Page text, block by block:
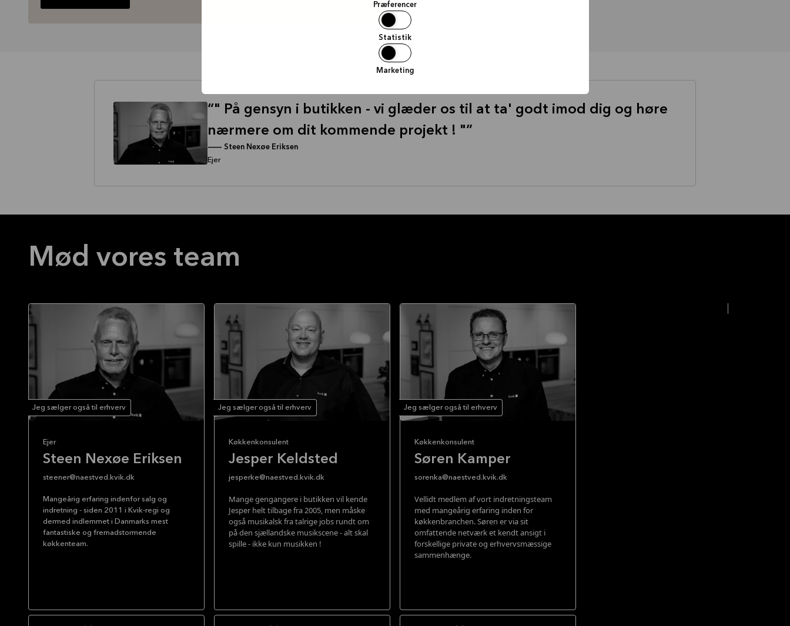
Præferencer
Statistik
Marketing
" På gensyn i butikken - vi glæder os til at ta' godt imod dig og høre
nærmere om dit kommende projekt ! "
-- Steen Nexøe Eriksen
Ejer
Mød vores team
Jeg sælger også til erhverv
Ejer
Steen Nexøe Eriksen
steener@naestved.kvik.dk
Mangeårig erfaring indenfor salg og
indretning - siden 2011 i Kvik-regi og
dermed indlemmet i Danmarks mest
fantastiske og fremadstormende
køkkenteam.
Jeg sælger også til erhverv
Køkkenkonsulent
Jesper Keldsted
jesperke@naestved.kvik.dk
Mange gengangere i butikken vil kende
Jesper helt tilbage fra 2005, men måske
også musikalsk fra talrige jobs rundt om
på den sjællandske musikscene - alt skal
spille - ikke kun musikken !
Jeg sælger også til erhverv
Køkkenkonsulent
Søren Kamper
sorenka@naestved.kvik.dk
Vellidt medlem af vort indretningsteam
med mangeårig erfaring inden for
køkkenbranchen. Søren er via sit
omfattende netværk et kendt ansigt i
forskellige private og erhvervsmæssige
sammenhænge.